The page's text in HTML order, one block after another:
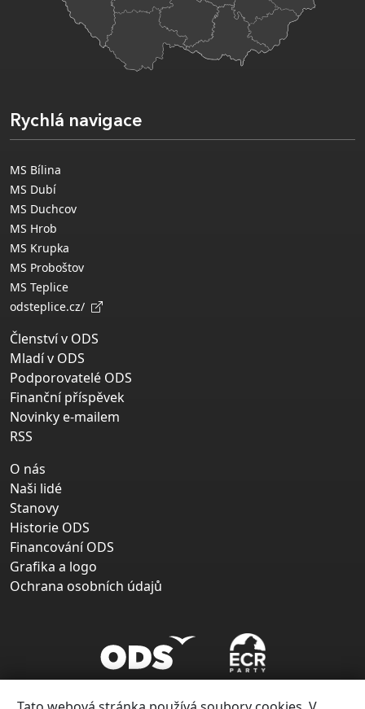
Rychlá navigace
MS Bílina
MS Dubí
MS Duchcov
MS Hrob
MS Krupka
MS Proboštov
MS Teplice
odsteplice.cz/
Členství v ODS
Mladí v ODS
Podporovatelé ODS
Finanční příspěvek
Novinky e-mailem
RSS
O nás
Naši lidé
Stanovy
Historie ODS
Financování ODS
Grafika a logo
Ochrana osobních údajů